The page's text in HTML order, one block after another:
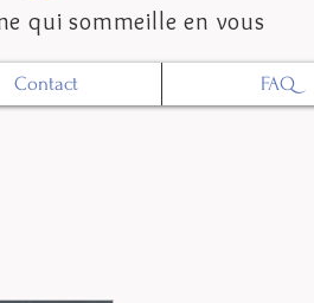
qui sommeille en vous
Contact FAQ